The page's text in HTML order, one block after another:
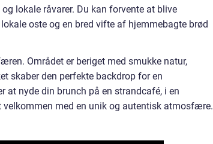
lokale råvarer. Du kan forvente at blive
oste og en bred vifte af hjemmebagte brød
Området er beriget med smukke natur,
skaber den perfekte backdrop for en
nyde din brunch på en strandcafé, i en
med en unik og autentisk atmosfære.